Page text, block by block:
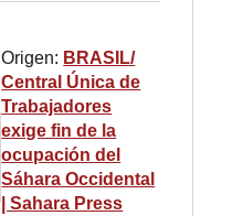
Origen: BRASIL/
Central Única de
Trabajadores
exige fin de la
ocupación del
Sáhara Occidental
| Sahara Press